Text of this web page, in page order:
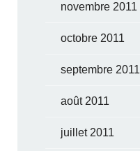
novembre 2011
octobre 2011
septembre 2011
août 2011
juillet 2011